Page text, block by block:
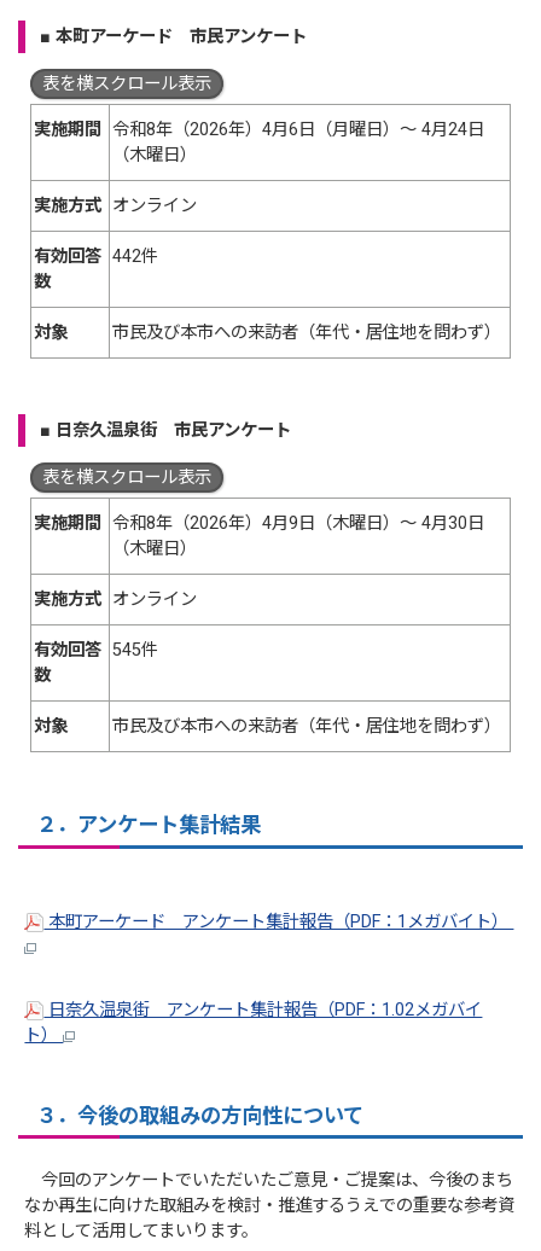
■本町アーケード 市民アンケート
表を横スクロール表示
実施期間
令和8年（2026年）4月6日（月曜日）〜 4月24日
（木曜日）
実施方式 オンライン
有効回答
数
442件
対象 市民及び本市への来訪者（年代・居住地を問わず）
■ 日奈久温泉街 市民アンケート
表を横スクロール表示
実施期間
令和8年（2026年）4月9日（木曜日）〜 4月30日
（木曜日）
実施方式 オンライン
有効回答
数
545件
対象 市民及び本市への来訪者（年代・居住地を問わず）
２．アンケート集計結果
本町アーケード アンケート集計報告（PDF：1メガバイト）
日奈久温泉街 アンケート集計報告（PDF：1.02メガバイ
ト）
３．今後の取組みの方向性について
今回のアンケートでいただいたご意見・ご提案は、今後のまち
なか再生に向けた取組みを検討・推進するうえでの重要な参考資
料として活用してまいります。